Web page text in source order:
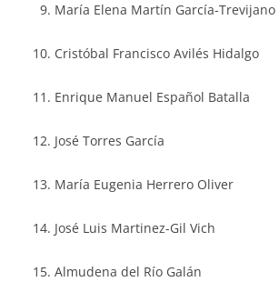
María Elena Martín García-Trevijano
Cristóbal Francisco Avilés Hidalgo
Enrique Manuel Español Batalla
José Torres García
María Eugenia Herrero Oliver
José Luis Martinez-Gil Vich
Almudena del Río Galán